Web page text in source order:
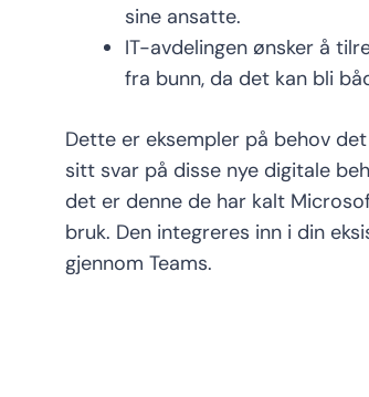
sine ansatte.
IT-avdelingen ønsker å
fra bunn, da det kan bli
Dette er eksempler på behov
sitt svar på dissenye digitale
det er denne de har kalt
bruk. Den integreres inn i din
gjennom Teams.